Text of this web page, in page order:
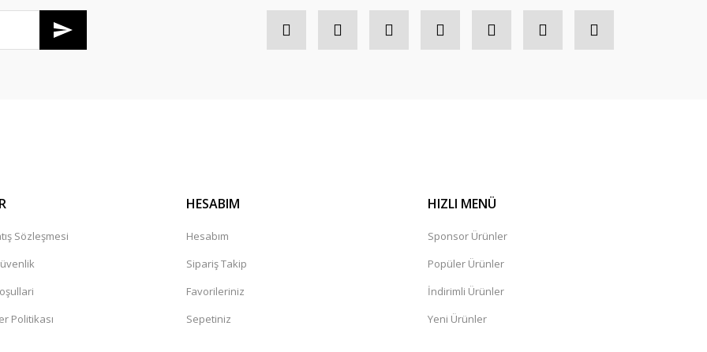
Sözleşmesi
Politikası
HESABIM
Hesabım
Sipariş Takip
Favorileriniz
Sepetiniz
HIZLI MENÜ
Sponsor Ürünler
Popüler Ürünler
İndirimli Ürünler
Yeni Ürünler